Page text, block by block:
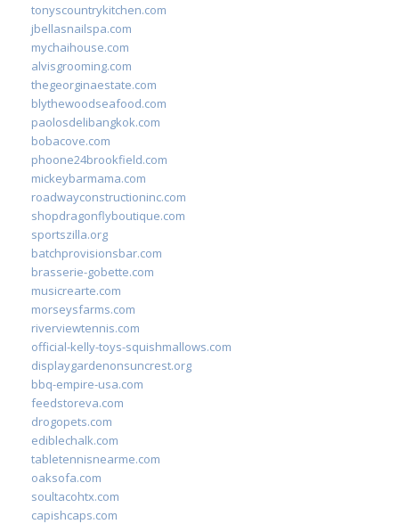
tonyscountrykitchen.com
jbellasnailspa.com
mychaihouse.com
alvisgrooming.com
thegeorginaestate.com
blythewoodseafood.com
paolosdelibangkok.com
bobacove.com
phoone24brookfield.com
mickeybarmama.com
roadwayconstructioninc.com
shopdragonflyboutique.com
sportszilla.org
batchprovisionsbar.com
brasserie-gobette.com
musicrearte.com
morseysfarms.com
riverviewtennis.com
official-kelly-toys-squishmallows.com
displaygardenonsuncrest.org
bbq-empire-usa.com
feedstoreva.com
drogopets.com
ediblechalk.com
tabletennisnearme.com
oaksofa.com
soultacohtx.com
capishcaps.com